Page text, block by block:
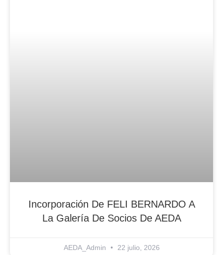
Incorporación De FELI BERNARDO A
La Galería De Socios De AEDA
AEDA_Admin 22 julio, 2026